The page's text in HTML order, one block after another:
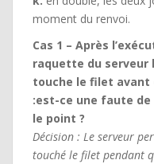
moment du renvoi.
Cas 1 – Après
raquette du serveur
touche le filet avant
:est-ce une faute de
le point ?
Décision : Le serveur
touché le filet pendant